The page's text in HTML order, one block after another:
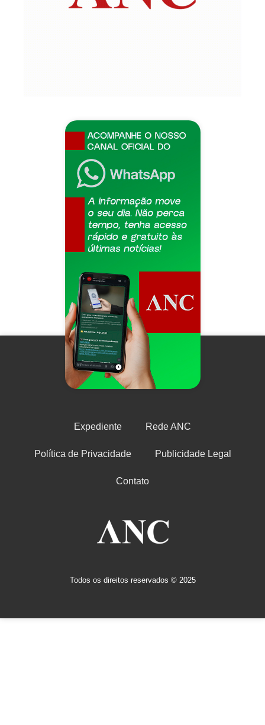
Expediente Rede ANC
Política de Privacidade Publicidade Legal
Contato
Todos os direitos reservados © 2025